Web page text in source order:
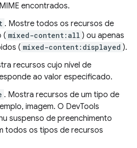
encontrados.
. Mostre todos os recursos de
( mixed-content:all ) ou apenas
( mixed-content:displayed ).
recursos cujo nível de
ao valor especificado.
. Mostra recursos de um tipo de
imagem. O DevTools
suspenso de preenchimento
todos os tipos de recursos